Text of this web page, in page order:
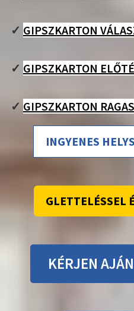
✓ GIPSZKARTON
✓ GIPSZKARTON
✓ GIPSZKARTON
INGYENES
GLETTELÉSSEL
KÉRJEN